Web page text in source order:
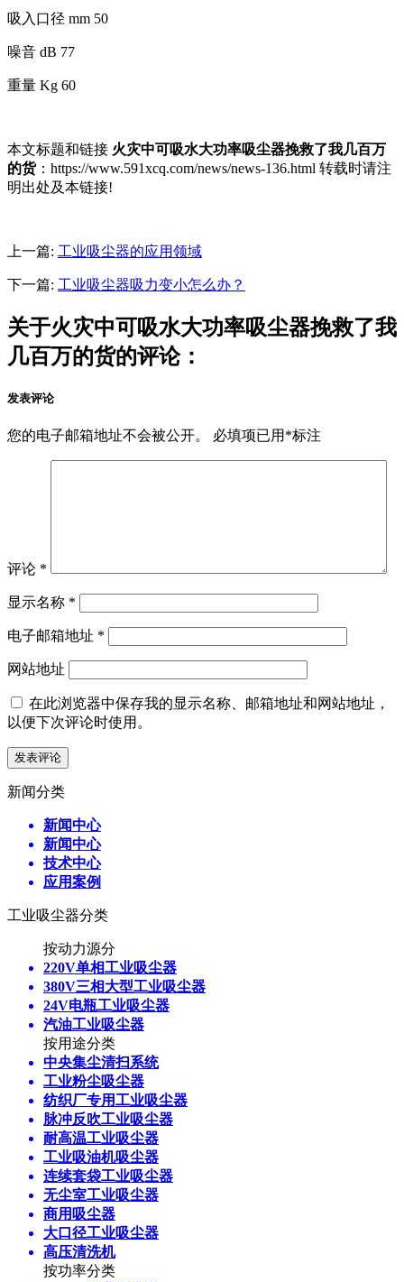
吸入口径 mm 50
噪音 dB 77
重量 Kg 60
本文标题和链接 火灾中可吸水大功率吸尘器挽救了我几百万
的货：https://www.591xcq.com/news/news-136.html 转载时请注
明出处及本链接!
上一篇: 工业吸尘器的应用领域
下一篇: 工业吸尘器吸力变小怎么办？
关于火灾中可吸水大功率吸尘器挽救了我
几百万的货的评论：
发表评论
您的电子邮箱地址不会被公开。 必填项已用 *标注
评论 *
显示名称 *
电子邮箱地址 *
网站地址
在此浏览器中保存我的显示名称、邮箱地址和网站地址，
以便下次评论时使用。
新闻分类
新闻中心
新闻中心
技术中心
应用案例
工业吸尘器分类
按动力源分
220V单相工业吸尘器
380V三相大型工业吸尘器
24V电瓶工业吸尘器
汽油工业吸尘器
按用途分类
中央集尘清扫系统
工业粉尘吸尘器
纺织厂专用工业吸尘器
脉冲反吹工业吸尘器
耐高温工业吸尘器
工业吸油机吸尘器
连续套袋工业吸尘器
无尘室工业吸尘器
商用吸尘器
大口径工业吸尘器
高压清洗机
按功率分类